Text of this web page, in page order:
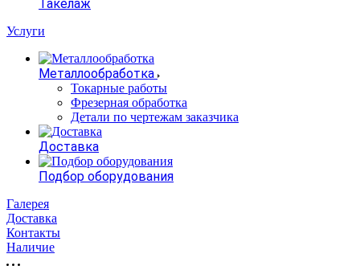
Такелаж
Услуги
Металлообработка
Токарные работы
Фрезерная обработка
Детали по чертежам заказчика
Доставка
Подбор оборудования
Галерея
Доставка
Контакты
Наличие